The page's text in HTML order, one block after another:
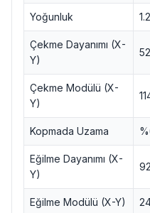
Yoğunluk
Çekme Dayanımı (X-
Y)
Çekme Modülü (X-
Y)
Kopmada Uzama
Eğilme Dayanımı (X-
Y)
Eğilme Modülü (X-Y)